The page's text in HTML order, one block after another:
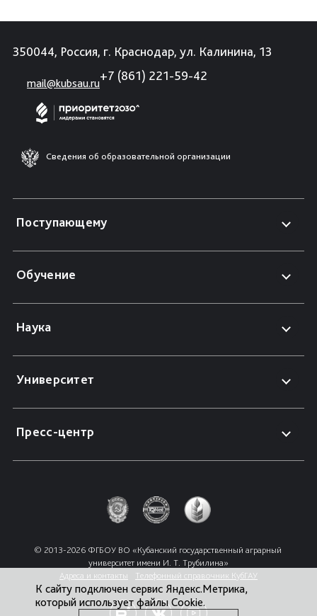
350044, Россия, г. Краснодар, ул. Калинина, 13
mail@kubsau.ru
+7 (861) 221-59-42
Сведения об образовательной организации
Поступающему
Обучение
Наука
Университет
Пресс-центр
© 2013-2026 ФГБОУ ВО «Кубанский государственный аграрный
университет имени И. Т. Трубилина»
Адреса и контакты
Телефонный справочник КубГАУ
К сайту подключен сервис Яндекс.Метрика,
который использует файлы Cookie.